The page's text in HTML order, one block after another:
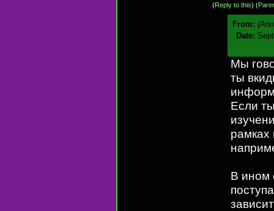
(Reply to this) (
From:
Date:
Мы
ты
Если
рамках
В ином